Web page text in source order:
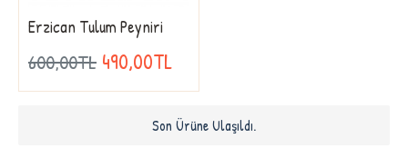
Erzican Tulum Peyniri
600,00TL 490,00TL
Son Ürüne Ulaşıldı.